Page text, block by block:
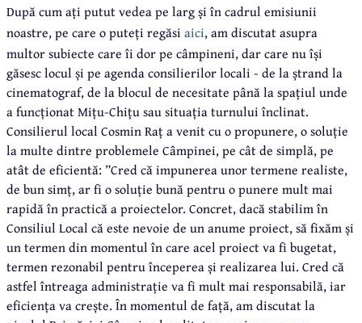
După cum ați putut vedea pe larg și în cadrul emisiunii
noastre, pe care o puteți regăsi aici, am discutat asupra
multor subiecte care îi dor pe câmpineni, dar care nu își
găsesc locul și pe agenda consilierilor locali - de la ștrand la
cinematograf, de la blocul de necesitate până la spațiul unde
a funcționat Mițu-Chițu sau situația turnului înclinat.
Consilierul local Cosmin Raț a venit cu o propunere, o soluție
la multe dintre problemele Câmpinei, pe cât de simplă, pe
atât de eficientă: ”Cred că impunerea unor termene realiste,
de bun simț, ar fi o soluție bună pentru o punere mult mai
rapidă în practică a proiectelor. Concret, dacă stabilim în
Consiliul Local că este nevoie de un anume proiect, să fixăm și
un termen din momentul în care acel proiect va fi bugetat,
termen rezonabil pentru începerea și realizarea lui. Cred că
astfel întreaga administrație va fi mult mai responsabilă, iar
eficiența va crește. În momentul de față, am discutat la